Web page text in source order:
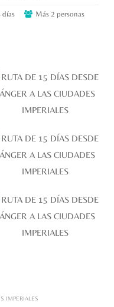
días
Más 2 personas
IMPERIALES